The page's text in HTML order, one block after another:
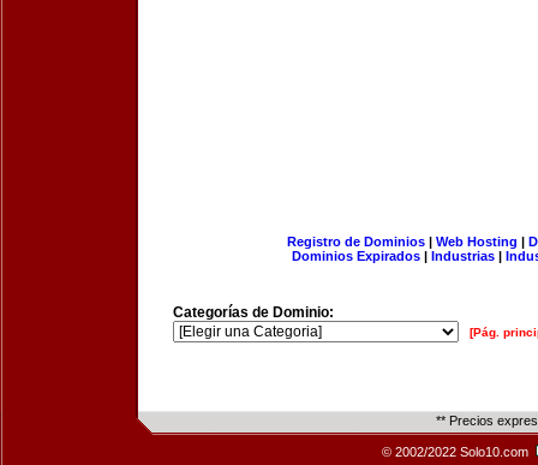
Registro de Dominios| Web Hosting |
Dominios Expirados | Industrias |
Categorías de Dominio:
[Pág.
** Precios
© 2002/2022 Solo10.com